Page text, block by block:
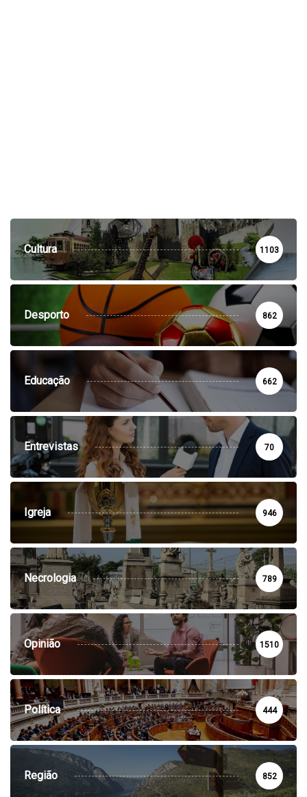
Cultura 1103
Desporto 862
Educação 662
Entrevistas 70
Igreja 946
Necrologia 789
Opinião 1510
Política 444
Região 852